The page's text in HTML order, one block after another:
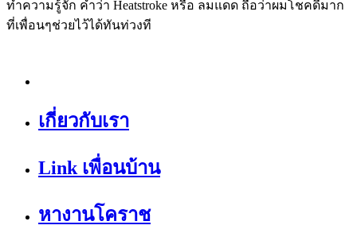
ทำความรู้จัก คำว่า​ Heatstroke หรือ ลมแดด ถือว่าผมโชคดีมาก
ที่​เพื่อนๆช่วยไว้ได้ทันท่วงที
เกี่ยวกับเรา
Link เพื่อนบ้าน
หางานโคราช